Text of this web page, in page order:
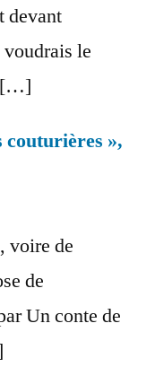
devant
le
couturières »,
voire de
de
Un conte de